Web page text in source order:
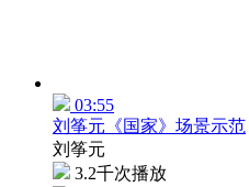
03:55
刘筝元《国家》场景示范
刘筝元
3.2千次播放